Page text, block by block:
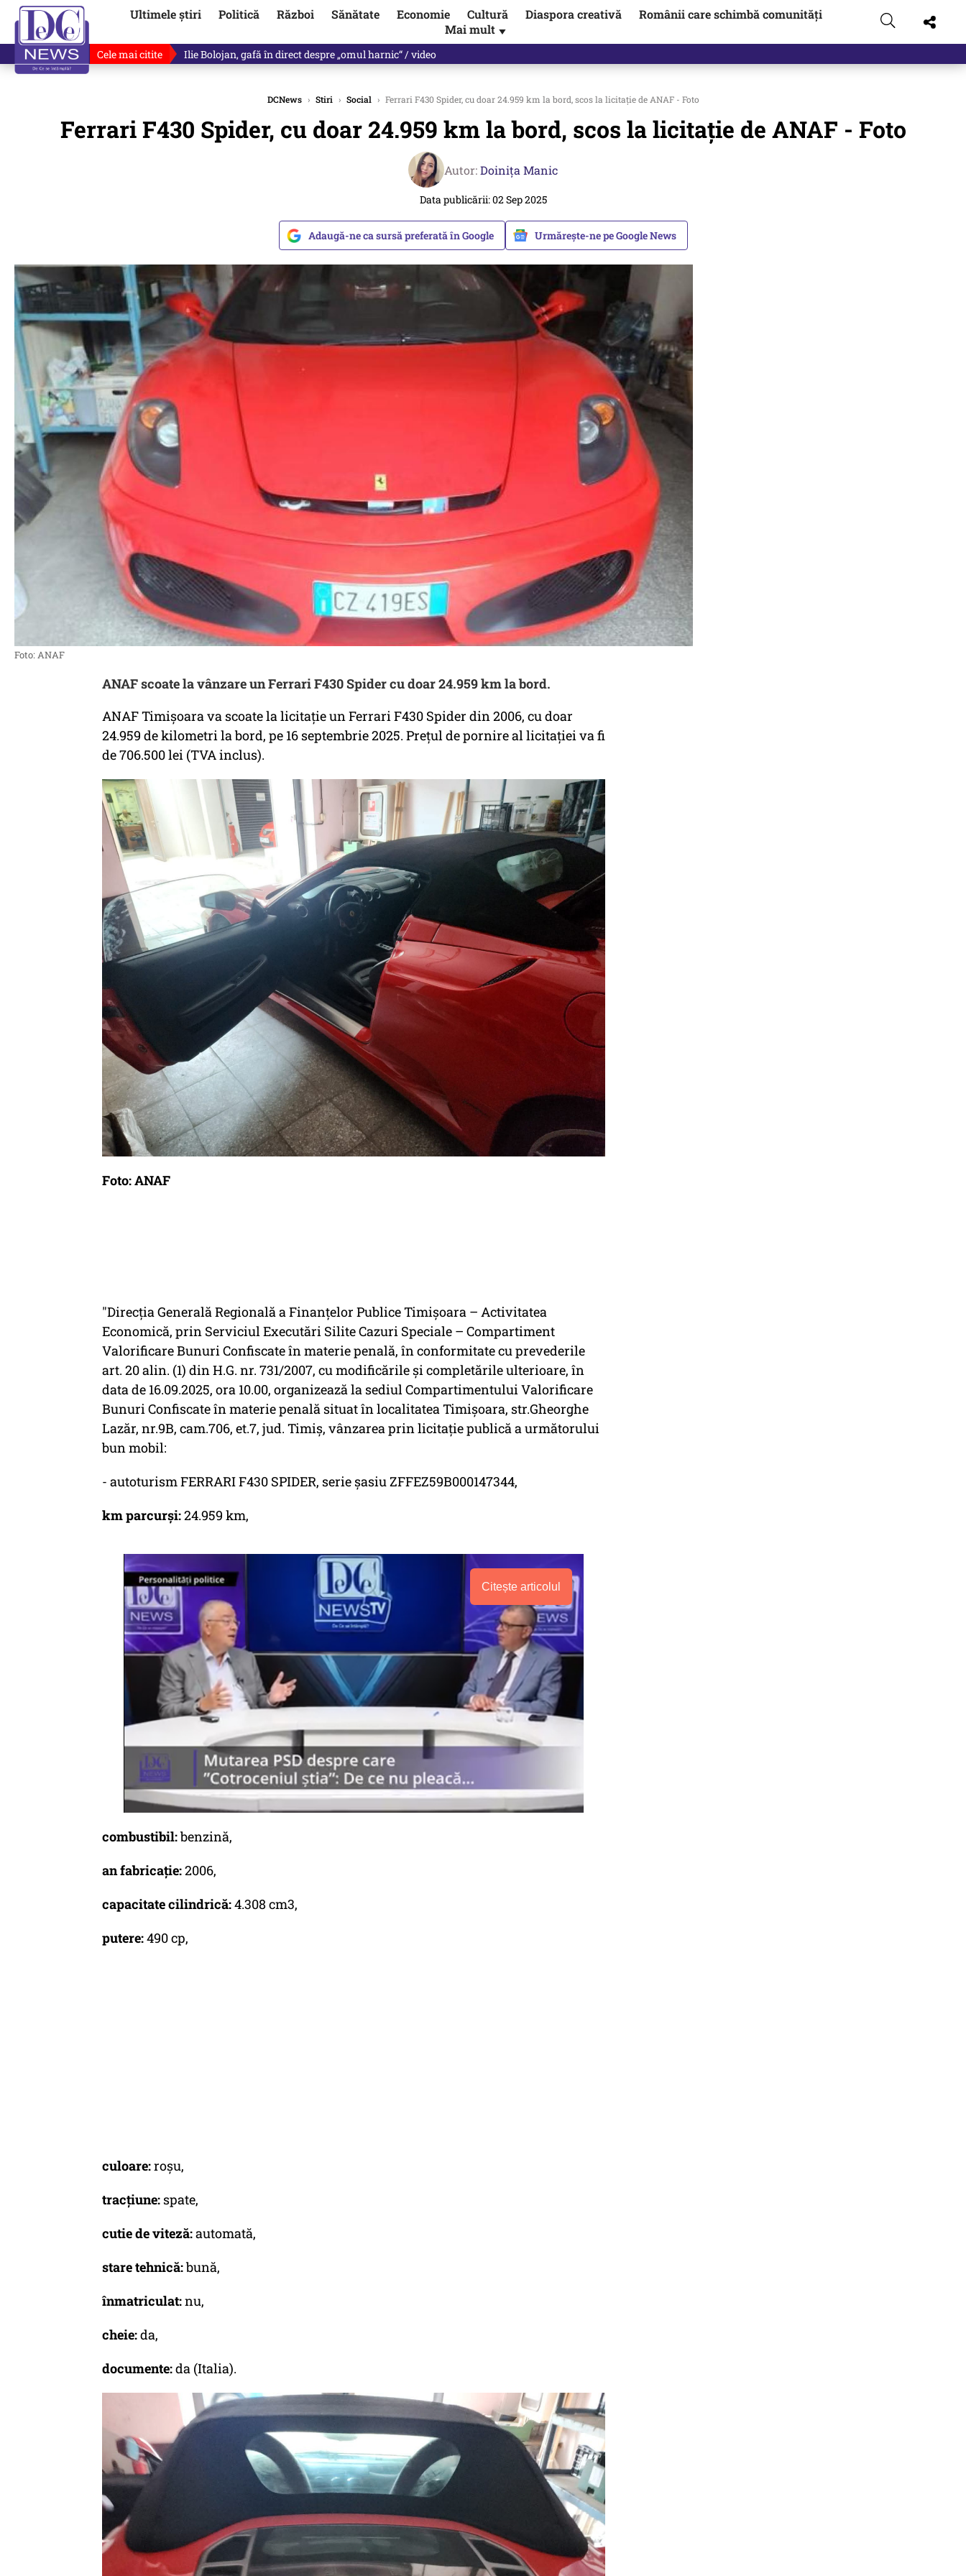
Ultimele știri Politică Război Sănătate Economie Cultură Diaspora creativă
Românii care schimbă comunități
Mai mult ▼
Cele mai citite Premierul demis Ilie Bolojan anunță că a încălcat legea, de două ori. Planuri de pregătire pentru război
DCNews › Stiri › Social › Ferrari F430 Spider, cu doar 24.959 km la bord, scos la licitație de ANAF - Foto
Ferrari F430 Spider, cu doar 24.959 km la bord, scos la licitație de ANAF - Foto
Autor:Doinița Manic
Data publicării: 02 Sep 2025
Adaugă-ne ca sursă preferată în Google Urmărește-ne pe Google News
Foto: ANAF
ANAF scoate la vânzare un Ferrari F430 Spider cu doar 24.959 km la bord.
ANAF Timișoara va scoate la licitație un Ferrari F430 Spider din 2006, cu doar
24.959 de kilometri la bord, pe 16 septembrie 2025. Prețul de pornire al licitației va fi
de 706.500 lei (TVA inclus).
Foto: ANAF
"Direcția Generală Regională a Finanțelor Publice Timișoara – Activitatea
Economică, prin Serviciul Executări Silite Cazuri Speciale – Compartiment
Valorificare Bunuri Confiscate în materie penală, în conformitate cu prevederile
art. 20 alin. (1) din H.G. nr. 731/2007, cu modificările şi completările ulterioare, în
data de 16.09.2025, ora 10.00, organizează la sediul Compartimentului Valorificare
Bunuri Confiscate în materie penală situat în localitatea Timișoara, str.Gheorghe
Lazăr, nr.9B, cam.706, et.7, jud. Timiș, vânzarea prin licitaţie publică a următorului
bun mobil:
- autoturism FERRARI F430 SPIDER, serie şasiu ZFFEZ59B000147344,
km parcurși:24.959 km,
Citește articolul
combustibil:benzină,
an fabricație:2006,
capacitate cilindrică:4.308 cm3,
putere:490 cp,
culoare:roşu,
tracțiune: spate,
cutie de viteză:automată,
stare tehnică:bună,
înmatriculat:nu,
cheie:da,
documente:da (Italia).